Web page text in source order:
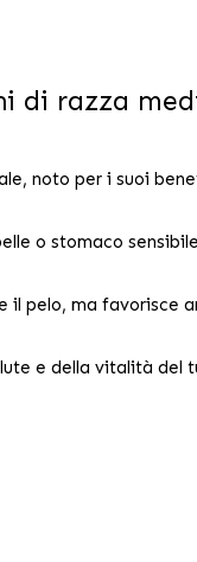
di razza
noto per i suoi
o stomaco
il pelo, ma favorisce
e della vitalità del